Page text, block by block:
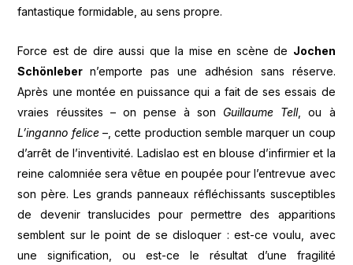
fantastique formidable, au sens propre.
Force est de dire aussi que la mise en scène de Jochen
Schönlebern’emporte pas une adhésion sans réserve.
Après une montée en puissance qui a fait de ses essais de
vraies réussites – on pense à son Guillaume Tell, ou à
L’inganno felice–, cette production semble marquer un coup
d’arrêt de l’inventivité. Ladislao est en blouse d’infirmier et la
reine calomniée sera vêtue en poupée pour l’entrevue avec
son père. Les grands panneaux réfléchissants susceptibles
de devenir translucides pour permettre des apparitions
semblent sur le point de se disloquer : est-ce voulu, avec
une signification, ou est-ce le résultat d’une fragilité